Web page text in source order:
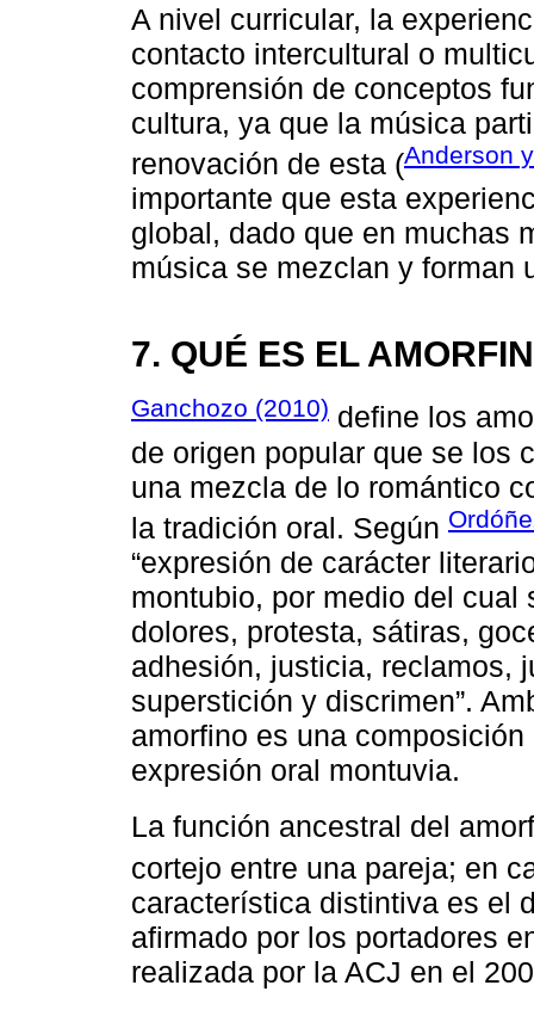
A nivel curricular, la
contacto intercultural o
comprensión de conceptos
cultura, ya que la música
renovación de esta (Anderson
importante que esta
global, dado que en muchas
música se mezclan y forman
7. QUÉ ES EL
Ganchozo (2010) define los
de origen popular que se los
una mezcla de lo romántico
la tradición oral. Según
“expresión de carácter
montubio, por medio del
dolores, protesta, sátiras,
adhesión, justicia, reclamos,
superstición y discrimen”.
amorfino es una
expresión oral montuvia.
La función ancestral del
cortejo entre una pareja; en
característica distintiva es el
afirmado por los portadores
realizada por la ACJ en el